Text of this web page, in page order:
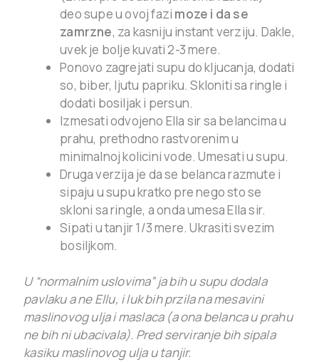
deo supe u ovoj fazi moze i da se
zamrzne, za kasniju instant verziju. Dakle,
uvek je bolje kuvati 2-3 mere.
Ponovo zagrejati supu do kljucanja, dodati
so, biber, ljutu papriku. Skloniti sa ringle i
dodati bosiljak i persun.
Izmesati odvojeno Ella sir sa belancima u
prahu, prethodno rastvorenim u
minimalnoj kolicini vode. Umesati u supu.
Druga verzija je da se belanca razmute i
sipaju u supu kratko pre nego sto se
skloni sa ringle, a onda umesa Ella sir.
Sipati u tanjir 1/3 mere. Ukrasiti svezim
bosiljkom.
U “normalnim uslovima” ja bih u supu dodala
pavlaku a ne Ellu, i luk bih przila na mesavini
maslinovog ulja i maslaca (a ona belanca u prahu
ne bih ni ubacivala). Pred serviranje bih sipala
kasiku maslinovog ulja u tanjir.